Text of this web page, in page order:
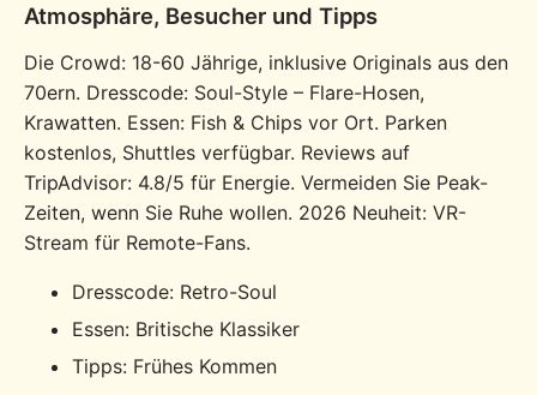
Atmosphäre, Besucher und Tipps
Die Crowd: 18-60 Jährige, inklusive Originals aus den
70ern. Dresscode: Soul-Style – Flare-Hosen,
Krawatten. Essen: Fish & Chips vor Ort. Parken
kostenlos, Shuttles verfügbar. Reviews auf
TripAdvisor: 4.8/5 für Energie. Vermeiden Sie Peak-
Zeiten, wenn Sie Ruhe wollen. 2026 Neuheit: VR-
Stream für Remote-Fans.
Dresscode: Retro-Soul
Essen: Britische Klassiker
Tipps: Frühes Kommen